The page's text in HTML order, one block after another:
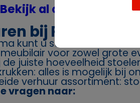
al onze paketten
bij
kunt u stoelen huren.
voor zowel grote
de juiste hoeveelheid
alles is mogelijk bij
verhuur assortiment:
vragen naar: